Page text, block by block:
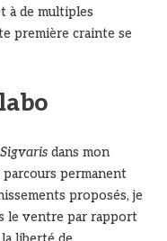
à de multiples
première crainte se
Sigvaris dans mon
parcours permanent
proposés, je
le ventre par rapport